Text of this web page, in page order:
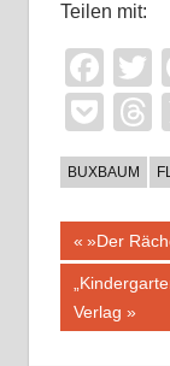
Teilen mit:
BUXBAUM
Vorheriger
Beitrag:
»Der
Nächster
Beitrag:
Verlag